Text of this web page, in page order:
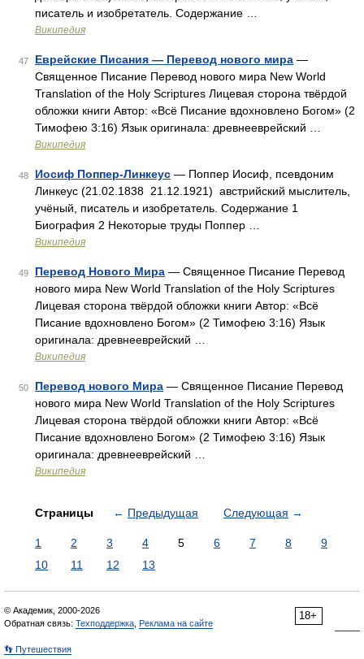
писатель и изобретатель. Содержание …
Википедия
47 Еврейские Писания — Перевод нового мира —
Священное Писание Перевод нового мира New World
Translation of the Holy Scriptures Лицевая сторона твёрдой
обложки книги Автор: «Всё Писание вдохновлено Богом» (2
Тимофею 3:16) Язык оригинала: древнееврейский …
Википедия
48 Иосиф Поппер-Линкеус — Поппер Иосиф, псевдоним
Линкеус (21.02.1838 21.12.1921) австрийский мыслитель,
учёный, писатель и изобретатель. Содержание 1
Биография 2 Некоторые труды Поппер …
Википедия
49 Перевод Нового Мира — Священное Писание Перевод
нового мира New World Translation of the Holy Scriptures
Лицевая сторона твёрдой обложки книги Автор: «Всё
Писание вдохновлено Богом» (2 Тимофею 3:16) Язык
оригинала: древнееврейский …
Википедия
50 Перевод нового Мира — Священное Писание Перевод
нового мира New World Translation of the Holy Scriptures
Лицевая сторона твёрдой обложки книги Автор: «Всё
Писание вдохновлено Богом» (2 Тимофею 3:16) Язык
оригинала: древнееврейский …
Википедия
Страницы ← Предыдущая Следующая →
1 2 3 4 5 6 7 8
9
10
11 12 13
18+
© Академик, 2000-2026
Обратная связь: Техподдержка Реклама на сайте
👣 Путешествия